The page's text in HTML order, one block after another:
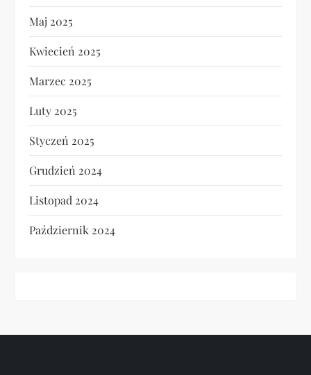
Maj 2025
Kwiecień 2025
Marzec 2025
Luty 2025
Styczeń 2025
Grudzień 2024
Listopad 2024
Październik 2024